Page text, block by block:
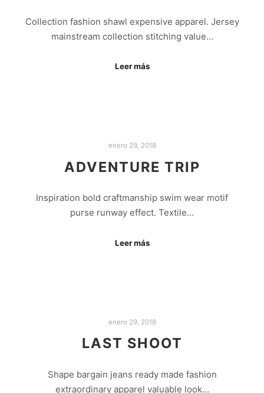
Collection fashion shawl expensive apparel. Jersey
mainstream collection stitching value…
Leer más
enero 29, 2018
ADVENTURE TRIP
Inspiration bold craftmanship swim wear motif
purse runway effect. Textile…
Leer más
enero 29, 2018
LAST SHOOT
Shape bargain jeans ready made fashion
extraordinary apparel valuable look…